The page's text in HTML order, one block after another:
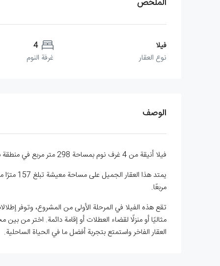
فيلا
نوع العقار
4
غرفة النوم
الوصف
فيلا أنيقة من 4 غرف نوم بمساحة 298 متر مربع في منطقة بهجلي. اكتشف الحياة الفاخرة في أفضل حالاتها مع هذه الفيلا المذهلة المكونة من 4 غرف نوم في إيسينتيبي، شمال قبرص.
مربعًا.
تقع هذه الفيلا في المرحلة الأولى من المشروع، وتوفر
مثاليًا أو منزلًا لقضاء العطلات أو إقامة دائمة. اختر من
العقار الفاخر واستمتع بتجربة أفضل ما في الحياة الساحلية.